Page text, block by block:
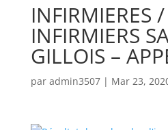
INFIRMIERES /
INFIRMIERS
GILLOIS –
par admin3507| Mar 23,